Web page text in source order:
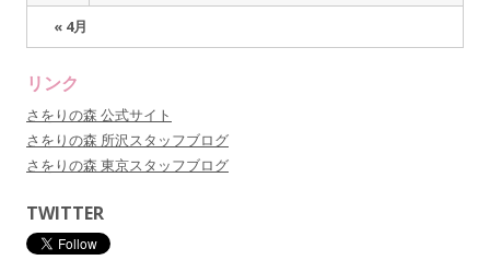
« 4月
リンク
さをりの森 公式サイト
さをりの森 所沢スタッフブログ
さをりの森 東京スタッフブログ
TWITTER